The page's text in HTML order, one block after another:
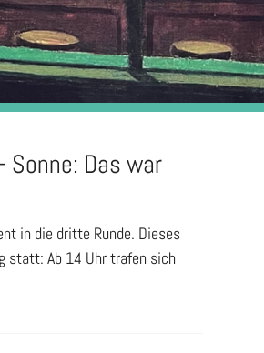
Das war
in die dritte Runde. Dieses
statt: Ab 14 Uhr trafen sich